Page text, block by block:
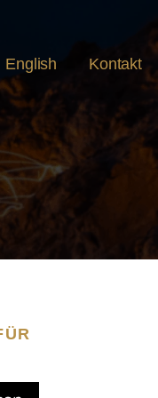
English Kontakt